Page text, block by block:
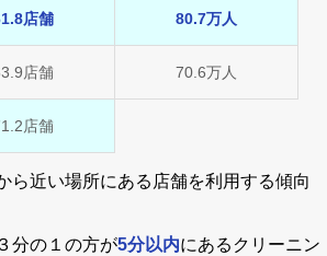
店舗 80.7万人
店舗 70.6万人
店舗
ら近い場所にある店舗を利用する傾向
分の１の方が5分以内にあるクリーニン